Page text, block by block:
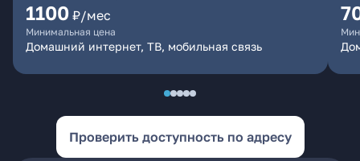
1100 ₽/мес
Минимальная цена
Домашний интернет, ТВ, мобильная связь
Проверить доступность по адресу